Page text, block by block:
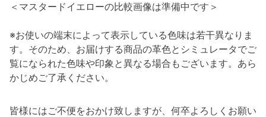
＜マスタードイエローの比較画像は準備中です＞
※お使いの端末によって表示している色味は若干異なりま
す。そのため、お届けする商品の革色とシミュレータでご
覧になられた色味や印象と異なる場合もございます。あら
かじめご了承ください。
皆様にはご不便をおかけ致しますが、何卒よろしくお願い